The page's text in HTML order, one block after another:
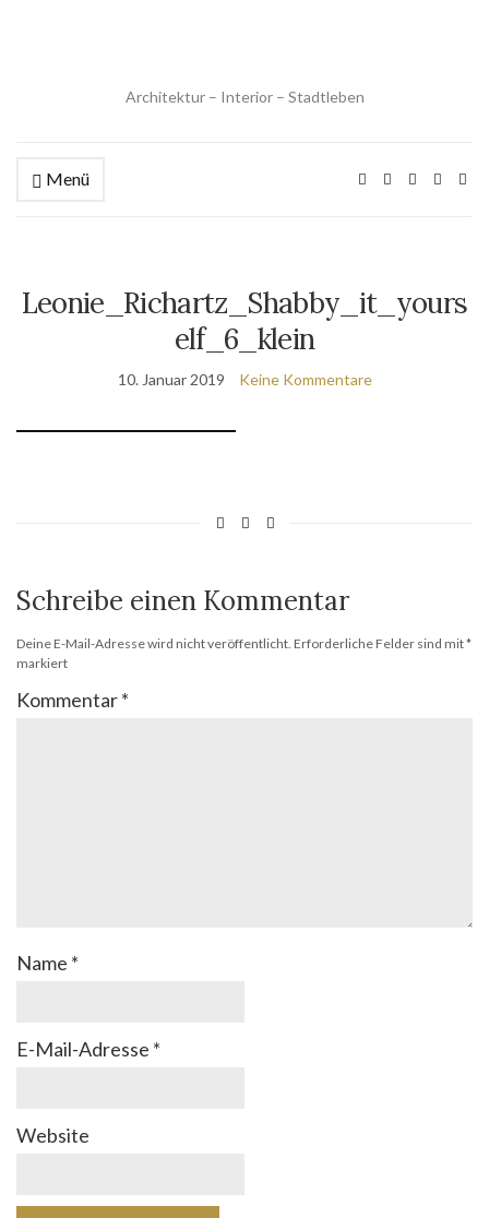
Architektur – Interior – Stadtleben
Menü
Leonie_Richartz_Shabby_it_yours
elf_6_klein
10. Januar 2019 Keine Kommentare
Schreibe einen Kommentar
Deine E-Mail-Adresse wird nicht veröffentlicht. Erforderliche Felder sind mit*
markiert
Kommentar*
Name *
E-Mail-Adresse *
Website